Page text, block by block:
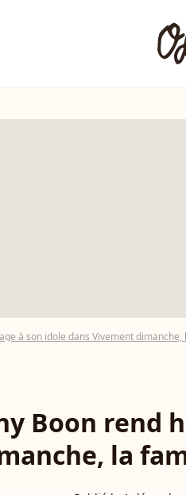
à son idole dans Vivement
Boon rend
la